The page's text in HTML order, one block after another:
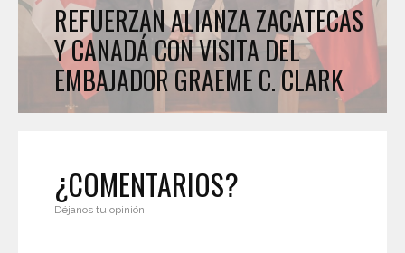
REFUERZAN ALIANZA ZACATECAS
Y CANADÁ CON VISITA DEL
EMBAJADOR GRAEME C. CLARK
¿COMENTARIOS?
Déjanos tu opinión.